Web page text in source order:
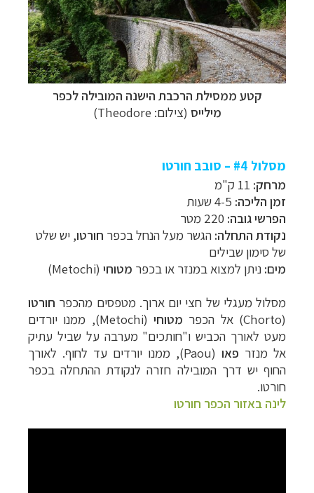
קטע ממסילת הרכבת הישנה המובילה לכפר
מילייס (צילום: Theodore)
מסלול #4 – סובב חורטו
מרחק:
זמן הליכה:
הפרשי גובה: 220 מטר
נקודת התחלה: הגשר מעל הנחל בכפר חורטו, יש שלט
של סימון שבילים
מים: ניתן למצוא במנזר או בכפר מטוחי (
Metochi
)
מסלול מעגלי של חצי יום ארוך. מטפסים מהכפר חורטו
(
Chorto) אל הכפר מטוחי(
Metochi), ממנו יורדים
מעט לאורך הכביש ו"חותכים" מערבה על שביל עתיק
אל מנזר פאו (
Paou), ממנו יורדים עד לחוף. לאורך
החוף יש דרך המובילה חזרה לנקודת ההתחלה בכפר
חורטו.
לינה באזור הכפר חורטו